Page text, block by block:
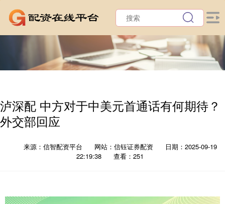
泸深配 中方对于中美元首通话有何期待？
外交部回应
来源：信智配资平台 网站：信钰证券配资
日期：2025-09-19
22:19:38
查看：251